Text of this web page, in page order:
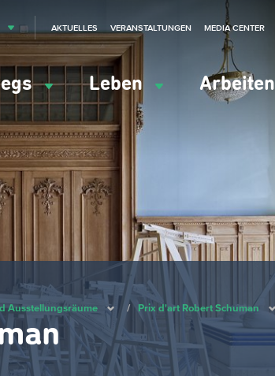
Leben Arbeiten
AKTUELLES VERANSTALTUNGEN MEDIA CENTER
Ausstellungsräume / Prix d'art Robert Schuman